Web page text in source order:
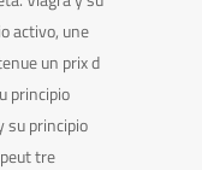
activo, une
un prix d
principio
su principio
tre